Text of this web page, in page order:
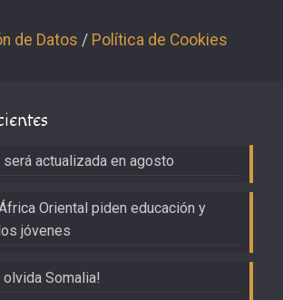
de Datos / Política de Cookies
será actualizada en agosto
Oriental piden educación y
jóvenes
olvida Somalia!